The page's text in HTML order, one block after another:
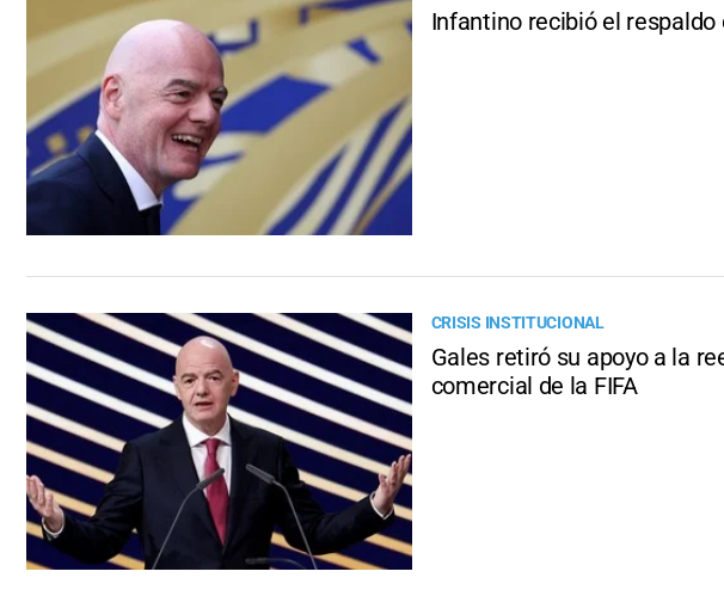
Infantino recibió el
CRISIS INSTITUCIONAL
Gales retiró su apoyo a la
comercial de la FIFA